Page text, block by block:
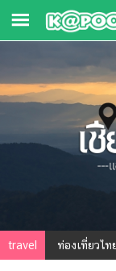
ข่าว-
ความ
ตรวจ
หวย
travel ท่องเที่ยวไท